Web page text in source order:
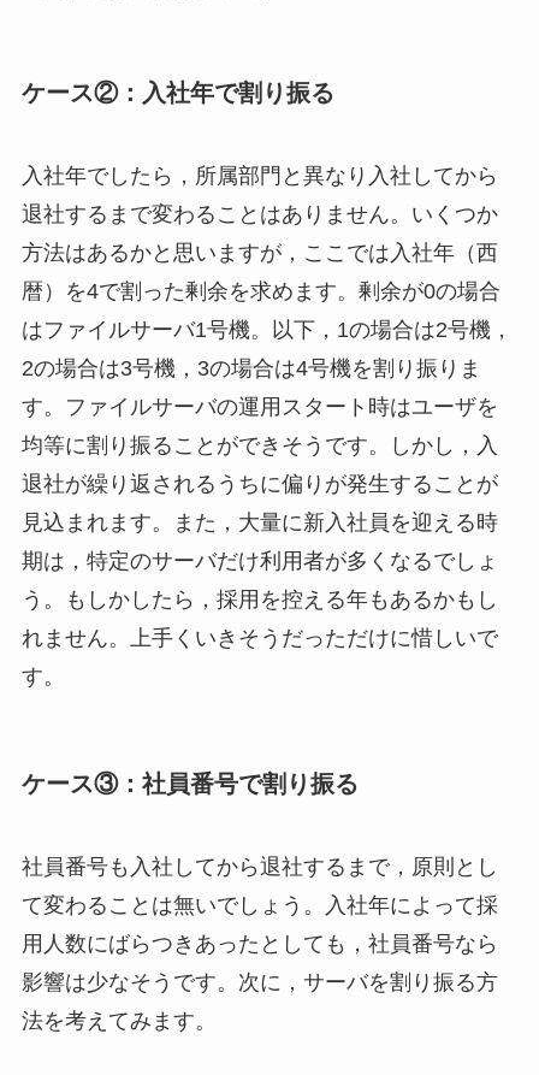
ケース②：入社年で割り振る
入社年でしたら，所属部門と異なり入社してから
退社するまで変わることはありません。いくつか
方法はあるかと思いますが，ここでは入社年（西
暦）を4で割った剰余を求めます。剰余が0の場合
はファイルサーバ1号機。以下，1の場合は2号機，
2の場合は3号機，3の場合は4号機を割り振りま
す。ファイルサーバの運用スタート時はユーザを
均等に割り振ることができそうです。しかし，入
退社が繰り返されるうちに偏りが発生することが
見込まれます。また，大量に新入社員を迎える時
期は，特定のサーバだけ利用者が多くなるでしょ
う。もしかしたら，採用を控える年もあるかもし
れません。上手くいきそうだっただけに惜しいで
す。
ケース③：社員番号で割り振る
社員番号も入社してから退社するまで，原則とし
て変わることは無いでしょう。入社年によって採
用人数にばらつきあったとしても，社員番号なら
影響は少なそうです。次に，サーバを割り振る方
法を考えてみます。